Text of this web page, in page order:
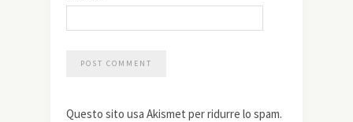
Questo sito usa Akismet per ridurre lo spam.